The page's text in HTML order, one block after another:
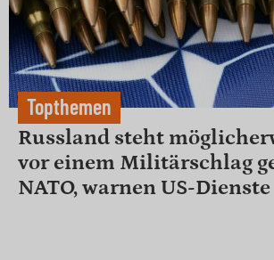
Topthemen
Russland steht
vor einem Militärschlag
NATO, warnen US-Dienste